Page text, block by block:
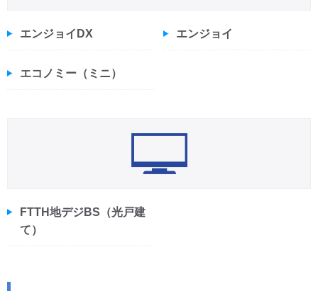
エンジョイDX エンジョイ
エコノミー（ミニ）
FTTH地デジBS（光戸建
て）